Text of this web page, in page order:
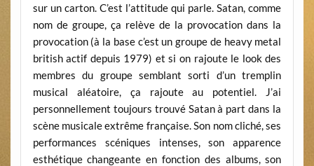
sur un carton. C’est l’attitude qui parle. Satan, comme
nom de groupe, ça relève de la provocation dans la
provocation (à la base c’est un groupe de heavy metal
british actif depuis 1979) et si on rajoute le look des
membres du groupe semblant sorti d’un tremplin
musical aléatoire, ça rajoute au potentiel. J’ai
personnellement toujours trouvé Satan à part dans la
scène musicale extrême française. Son nom cliché, ses
performances scéniques intenses, son apparence
esthétique changeante en fonction des albums, son